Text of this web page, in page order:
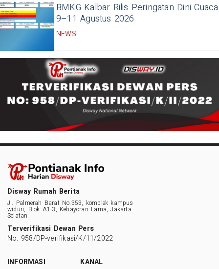
BMKG Kalbar Rilis Peringatan Dini Cuaca
9–11 Agustus 2026
NEWS
Disway Rumah Berita
Jl. Palmerah Barat No.353, komplek kampus
widuri, Blok A1-3, Kebayoran Lama, Jakarta
Selatan
Terverifikasi Dewan Pers
No: 958/DP-verifikasi/K/11/2022
INFORMASI
KANAL